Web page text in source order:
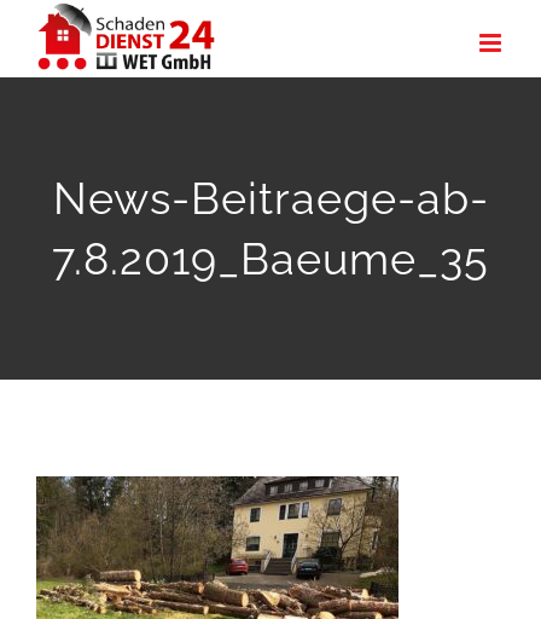
Inhalt
News-Beitraege-ab-
7.8.2019_Baeume_35